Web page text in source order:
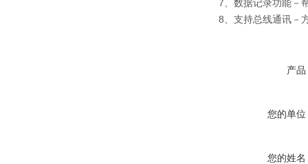
7、数据记录功能－
8、支持总线通讯－
产品
您的单位
您的姓名